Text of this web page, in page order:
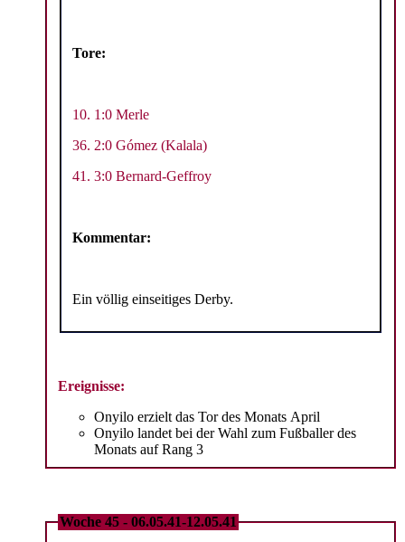
Tore:
10. 1:0 Merle
36. 2:0 Gómez (Kalala)
41. 3:0 Bernard-Geffroy
Kommentar:
Ein völlig einseitiges Derby.
Ereignisse:
Onyilo erzielt das Tor des Monats April
Onyilo landet bei der Wahl zum Fußballer des
Monats auf Rang 3
Woche 45 - 06.05.41-12.05.41